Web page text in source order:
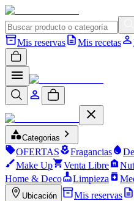
Mis reservas Mis recetas
Categorias
OFERTAS Fragancias
Make Up
Venta Libre
Home & Deco
Limpieza
Ubicación Mis reservas